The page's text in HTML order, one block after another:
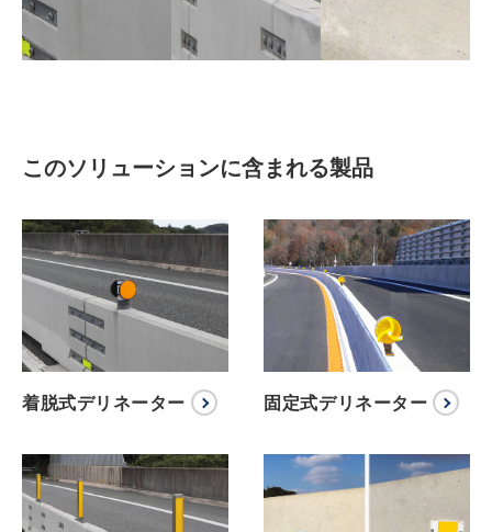
このソリューションに含まれる製品
着脱式デリネーター 固定式デリネーター